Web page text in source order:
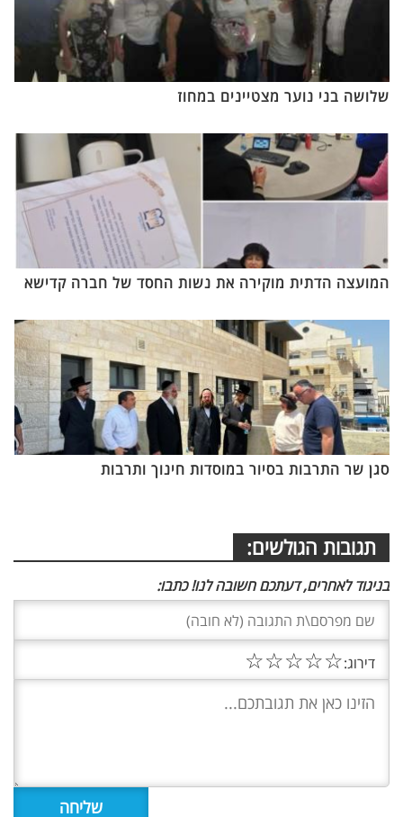
שלושה בני נוער מצטיינים במחוז
המועצה הדתית מוקירה את נשות החסד של חברה קדישא
סגן שר התרבות בסיור במוסדות חינוך ותרבות
תגובות הגולשים:
בניגוד לאחרים, דעתכם חשובה לנו! כתבו:
דירוג:☆
☆
☆
☆
☆